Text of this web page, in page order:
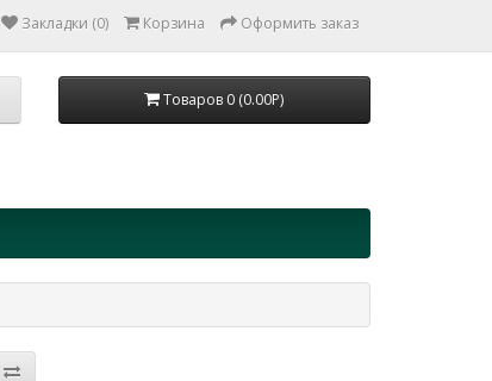
Закладки (0) Корзина Оформить заказ
Товаров 0 (0.00Р)